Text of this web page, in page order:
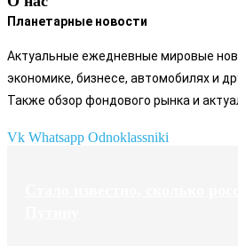
Планетарные новости
Актуальные ежедневные мировые
экономике, бизнесе, автомобилях и
Также обзор фондового рынка и
Vk Whatsapp Odnoklassniki